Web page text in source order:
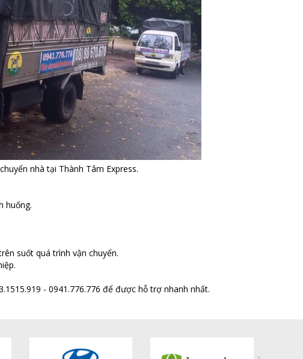
nhà tại Thành Tâm Express.
huống.
suốt quá trình vận chuyển.
- 0941.776.776 để được hỗ trợ nhanh nhất.